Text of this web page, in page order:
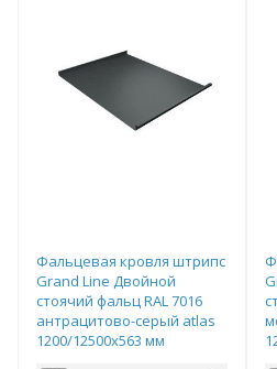
Фальцевая кровля штрипс
Grand Line Двойной
стоячий фальц RAL 7016
антрацитово-серый atlas
1200/12500х563 мм